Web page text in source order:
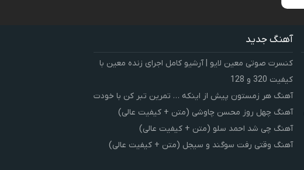
آهنگ جدید
کنسرت صوتی معین لایو | آرشیو کامل اجرای زنده معین با
کیفیت 320 و 128
آهنگ هر زمستون پیش از اینکه … تمرین تبر کن با خودت
آهنگ چهل روز محسن چاوشی (متن + کیفیت عالی)
آهنگ چی شد احمد سلو (متن + کیفیت عالی)
آهنگ وقتی رفت سوگند و سیجل (متن + کیفیت عالی)